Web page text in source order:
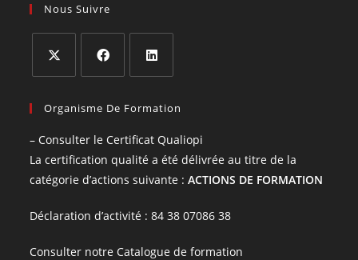
Nous Suivre
Organisme De Formation
– Consulter le Certificat Qualiopi
La certification qualité a été délivrée au titre de la
catégorie d’actions suivante :ACTIONS DE FORMATION
Déclaration d’activité : 84 38 07086 38
Consulter notre Catalogue de formation